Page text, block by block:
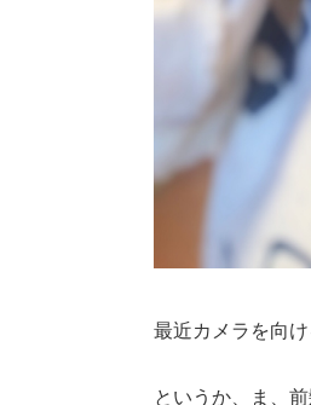
最近カメラを向
というか、ま、